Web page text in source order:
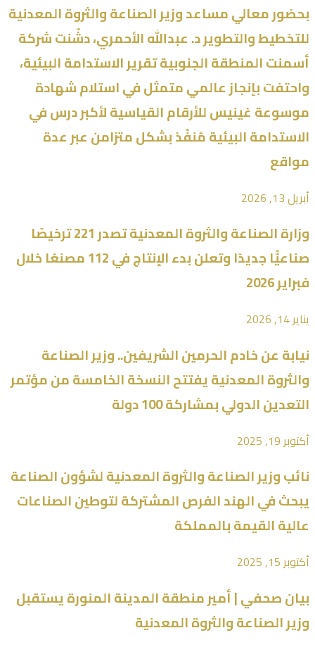
بحضور معالي مساعد وزير الصناعة والثروة المعدنية
للتخطيط والتطوير د. عبدالله الأحمري، دشّنت شركة
أسمنت المنطقة الجنوبية تقرير الاستدامة البيئية،
واحتفت بإنجاز عالمي متمثل في استلام شهادة
موسوعة غينيس للأرقام القياسية لأكبر درس في
الاستدامة البيئية مُنفّذ بشكل متزامن عبر عدة
مواقع
أبريل 13, 2026
وزارة الصناعة والثروة المعدنية تصدر 221 ترخيصًا
صناعيًّا جديدًا وتعلن بدء الإنتاج في 112 مصنعًا خلال
فبراير 2026
يناير 14, 2026
نيابة عن خادم الحرمين الشريفين.. وزير الصناعة
والثروة المعدنية يفتتح النسخة الخامسة من مؤتمر
التعدين الدولي بمشاركة 100 دولة
أكتوبر 19, 2025
نائب وزير الصناعة والثروة المعدنية لشؤون الصناعة
يبحث في الهند الفرص المشتركة لتوطين الصناعات
عالية القيمة بالمملكة
أكتوبر 15, 2025
بيان صحفي | أمير منطقة المدينة المنورة يستقبل
وزير الصناعة والثروة المعدنية